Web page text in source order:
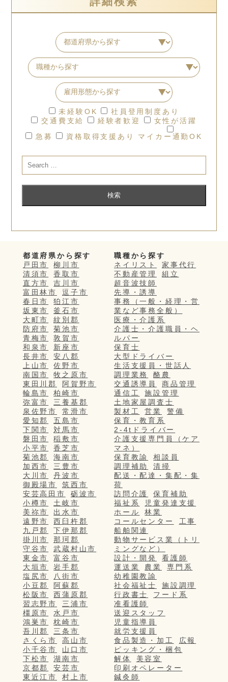
未経験OK
社員登用制度あり
交通費支給
経験者歓迎
女性が活躍
急募
資格取得支援あり マイカー通勤OK
都道府県から探す
戸田市
柳川市
清須市
香取市
直方市
吉川市
富田林市
逗子市
春日市
狛江市
坂東市
釜石市
大町市
紋別郡
防府市
菊池市
青梅市
敦賀市
和泉市
新座市
長井市
安八郡
上山市
佐野市
南国市
牧之原市
東田川郡
阿賀野市
輪島市
柏崎市
弥富市
三養基郡
泉佐野市
常滑市
愛知郡
五島市
下関市
対馬市
磐田市
稲敷市
小平市
香芝市
菊池郡
海南市
加西市
三豊市
大川市
丹波市
御殿場市
筑西市
安芸高田市
砺波市
小樽市
土岐市
美祢市
出水市
遠野市
西臼杵郡
九戸郡
下伊那郡
掛川市
那珂郡
守谷市
武蔵村山市
東金市
富谷市
大垣市
岩手郡
塩尻市
八街市
小豆郡
阿蘇郡
松阪市
西蒲原郡
習志野市
三浦市
橿原市
水戸市
鴻巣市
枕崎市
吾川郡
三条市
さくら市
高山市
小千谷市
山口市
下松市
湖南市
京都郡
安芸市
東近江市
村上市
職種から探す
ネイリスト
家事代行
不動産管理
組立
超音波技師
先導・誘導
事務（一般・経理・営
業など事務全般）
医療・介護系
介護士・介護職員・ヘ
ルパー
保育士
大型ドライバー
生活支援員・世話人
調理業務
酪農
交通誘導員
商品管理
通信工
施設管理
土地家屋調査士
製材工
営業
警備
保育・教育系
2-4tドライバー
介護支援専門員（ケア
マネ）
保育教諭
相談員
調理補助
清掃
配送・配達・集配・集
荷
訪問介護
保育補助
福祉系
児童発達支援
ホール
林業
コールセンター
工事
船舶関連
動物サービス業（トリ
ミングなど）
設計・開発
看護師
運送業
農業
専門系
幼稚園教諭
社会福祉士
施設調理
行政書士
フード系
准看護師
送迎スタッフ
児童指導員
就労支援員
食品製造・加工
広報
ピッキング・梱包
解体
美容室
印刷オペレーター
鍼灸師